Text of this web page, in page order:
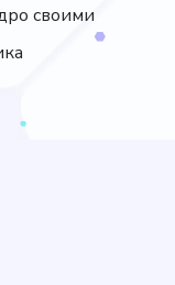
своими